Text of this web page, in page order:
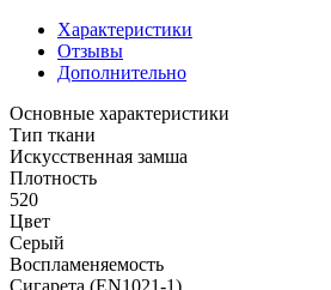
Характеристики
Отзывы
Дополнительно
Основные характеристики
Тип ткани
Искусственная замша
Плотность
520
Цвет
Серый
Воспламеняемость
Сигарета (EN1021-1)